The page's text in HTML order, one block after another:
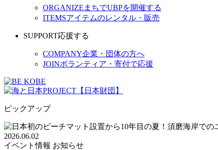
ORGANIZE まちでUBPを開催する
ITEMSアイテムのレンタル・販売
SUPPORT応援する
COMPANY企業・団体の方へ
JOINボランティア・寄付で応援
ピックアップ
2026.06.02
イベント情報 お知らせ